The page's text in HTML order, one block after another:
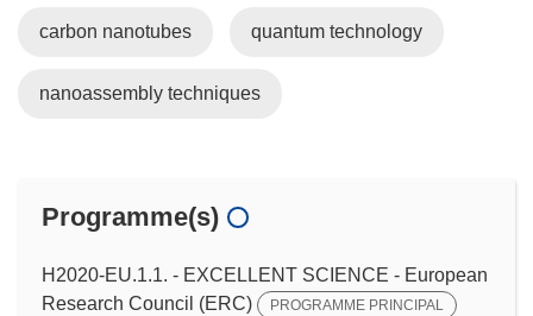
carbon nanotubes quantum technology
nanoassembly techniques
Programme(s)
H2020-EU.1.1. - EXCELLENT SCIENCE - European
Research Council (ERC)
PROGRAMME PRINCIPAL